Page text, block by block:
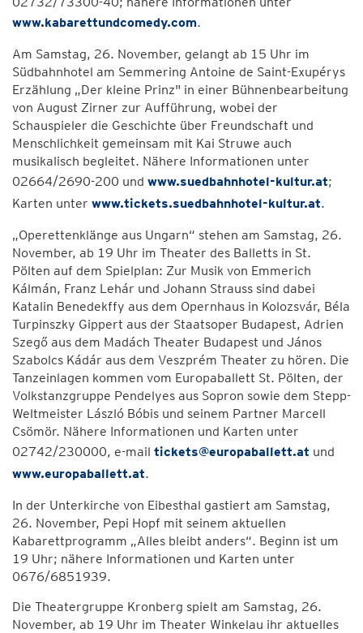
www.kabarettundcomedy.com.
Am Samstag, 26. November, gelangt ab 15 Uhr im
Südbahnhotel am Semmering Antoine de Saint-Exupérys
Erzählung „Der kleine Prinz" in einer Bühnenbearbeitung
von August Zirner zur Aufführung, wobei der
Schauspieler die Geschichte über Freundschaft und
Menschlichkeit gemeinsam mit Kai Struwe auch
musikalisch begleitet. Nähere Informationen unter
02664/2690-200 und www.suedbahnhotel-kultur.at;
Karten unter www.tickets.suedbahnhotel-kultur.at.
„Operettenklänge aus Ungarn“ stehen am Samstag, 26.
November, ab 19 Uhr im Theater des Balletts in St.
Pölten auf dem Spielplan: Zur Musik von Emmerich
Kálmán, Franz Lehár und Johann Strauss sind dabei
Katalin Benedekffy aus dem Opernhaus in Kolozsvár, Béla
Turpinszky Gippert aus der Staatsoper Budapest, Adrien
Szegő aus dem Madách Theater Budapest und János
Szabolcs Kádár aus dem Veszprém Theater zu hören. Die
Tanzeinlagen kommen vom Europaballett St. Pölten, der
Volkstanzgruppe Pendelyes aus Sopron sowie dem Stepp-
Weltmeister László Bóbis und seinem Partner Marcell
Csömör. Nähere Informationen und Karten unter
02742/230000, e-mail tickets@europaballett.at und
www.europaballett.at.
In der Unterkirche von Eibesthal gastiert am Samstag,
26. November, Pepi Hopf mit seinem aktuellen
Kabarettprogramm „Alles bleibt anders“. Beginn ist um
19 Uhr; nähere Informationen und Karten unter
0676/6851939.
Die Theatergruppe Kronberg spielt am Samstag, 26.
November, ab 19 Uhr im Theater Winkelau ihr aktuelles